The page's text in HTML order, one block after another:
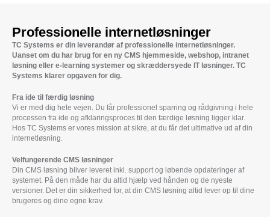
Professionelle internetløsninger
TC Systems er din leverandør af professionelle internetløsninger.
Uanset om du har brug for en ny CMS hjemmeside, webshop, intranet
løsning eller e-learning systemer og skræddersyede IT løsninger. TC
Systems klarer opgaven for dig.
Fra ide til færdig løsning
Vi er med dig hele vejen. Du får professionel sparring og rådgivning i hele
processen fra ide og afklaringsproces til den færdige løsning ligger klar.
Hos TC Systems er vores mission at sikre, at du får det ultimative ud af din
internetløsning.
Velfungerende CMS løsninger
Din CMS løsning bliver leveret inkl. support og løbende opdateringer af
systemet. På den måde har du altid hjælp ved hånden og de nyeste
versioner. Det er din sikkerhed for, at din CMS løsning altid lever op til dine
brugeres og dine egne krav.